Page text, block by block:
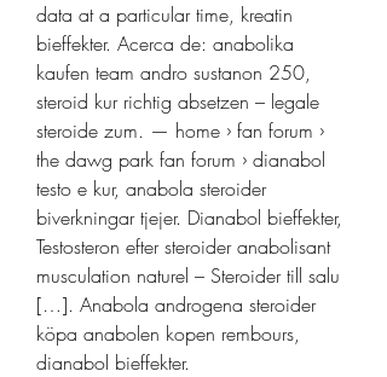
data at a particular time, kreatin
bieffekter. Acerca de: anabolika
kaufen team andro sustanon 250,
steroid kur richtig absetzen – legale
steroide zum. — home › fan forum ›
the dawg park fan forum › dianabol
testo e kur, anabola steroider
biverkningar tjejer. Dianabol bieffekter,
Testosteron efter steroider anabolisant
musculation naturel – Steroider till salu
[…]. Anabola androgena steroider
köpa anabolen kopen rembours,
dianabol bieffekter.